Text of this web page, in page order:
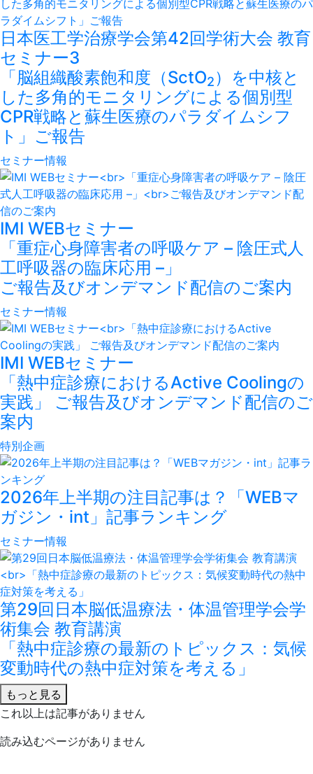
日本医工学治療学会第42回学術大会 教育
セミナー3
「脳組織酸素飽和度（SctO2）を中核と
した多角的モニタリングによる個別型
CPR戦略と蘇生医療のパラダイムシフ
ト」ご報告
セミナー情報
IMI WEBセミナー
「重症心身障害者の呼吸ケア – 陰圧式人
工呼吸器の臨床応用 –」
ご報告及びオンデマンド配信のご案内
セミナー情報
IMI WEBセミナー
「熱中症診療におけるActive Coolingの
実践」 ご報告及びオンデマンド配信のご
案内
特別企画
2026年上半期の注目記事は？「WEBマ
ガジン・int」記事ランキング
セミナー情報
第29回日本脳低温療法・体温管理学会学
術集会 教育講演
「熱中症診療の最新のトピックス：気候
変動時代の熱中症対策を考える」
もっと見る
これ以上は記事がありません
読み込むページがありません